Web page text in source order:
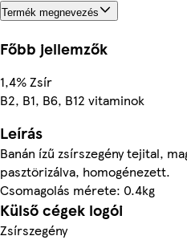
Termék megnevezés
Főbb jellemzők
1,4% Zsír
B2, B1, B6, B12 vitaminok
Leírás
Banán ízű zsírszegény tejital,
pasztörizálva, homogénezett.
Csomagolás mérete: 0.4kg
Külső cégek logói
Zsírszegény